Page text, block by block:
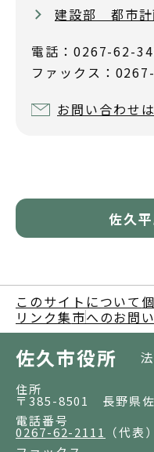
建設部 都市計
電話：0267-62-
ファックス：
お問い合わせ
佐久
このサイトについて
リンク集市へのお問
佐久市役所
住所
〒385-8501 長野県
電話番号
0267-62-2111
（代表）